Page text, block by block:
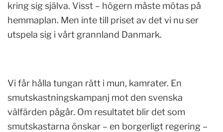
kring sig själva. Visst – högern måste mötas på
hemmaplan. Men inte till priset av det vi nu ser
utspela sig i vårt grannland Danmark.
Vi får hålla tungan rätt i mun, kamrater. En
smutskastningskampanj mot den svenska
välfärden pågår. Om resultatet blir det som
smutskastarna önskar – en borgerligt regering –